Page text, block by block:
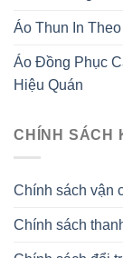
Áo Thun In
Áo Đồng Phục
Hiệu Quán
CHÍNH SÁCH
Chính sách vận
Chính sách